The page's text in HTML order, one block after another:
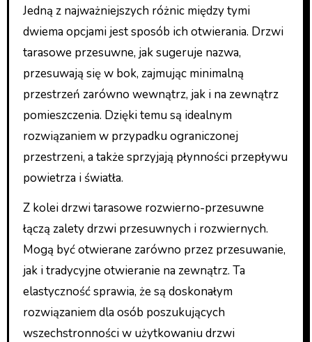
Jedną z najważniejszych różnic między tymi
dwiema opcjami jest sposób ich otwierania. Drzwi
tarasowe przesuwne, jak sugeruje nazwa,
przesuwają się w bok, zajmując minimalną
przestrzeń zarówno wewnątrz, jak i na zewnątrz
pomieszczenia. Dzięki temu są idealnym
rozwiązaniem w przypadku ograniczonej
przestrzeni, a także sprzyjają płynności przepływu
powietrza i światła.
Z kolei drzwi tarasowe rozwierno-przesuwne
łączą zalety drzwi przesuwnych i rozwiernych.
Mogą być otwierane zarówno przez przesuwanie,
jak i tradycyjne otwieranie na zewnątrz. Ta
elastyczność sprawia, że są doskonałym
rozwiązaniem dla osób poszukujących
wszechstronności w użytkowaniu drzwi